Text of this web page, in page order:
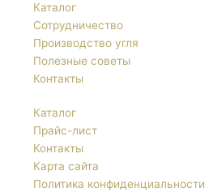
Каталог
Сотрудничество
Производство угля
Полезные советы
Контакты
Каталог
Прайс-лист
Контакты
Карта сайта
Политика конфиденциальности